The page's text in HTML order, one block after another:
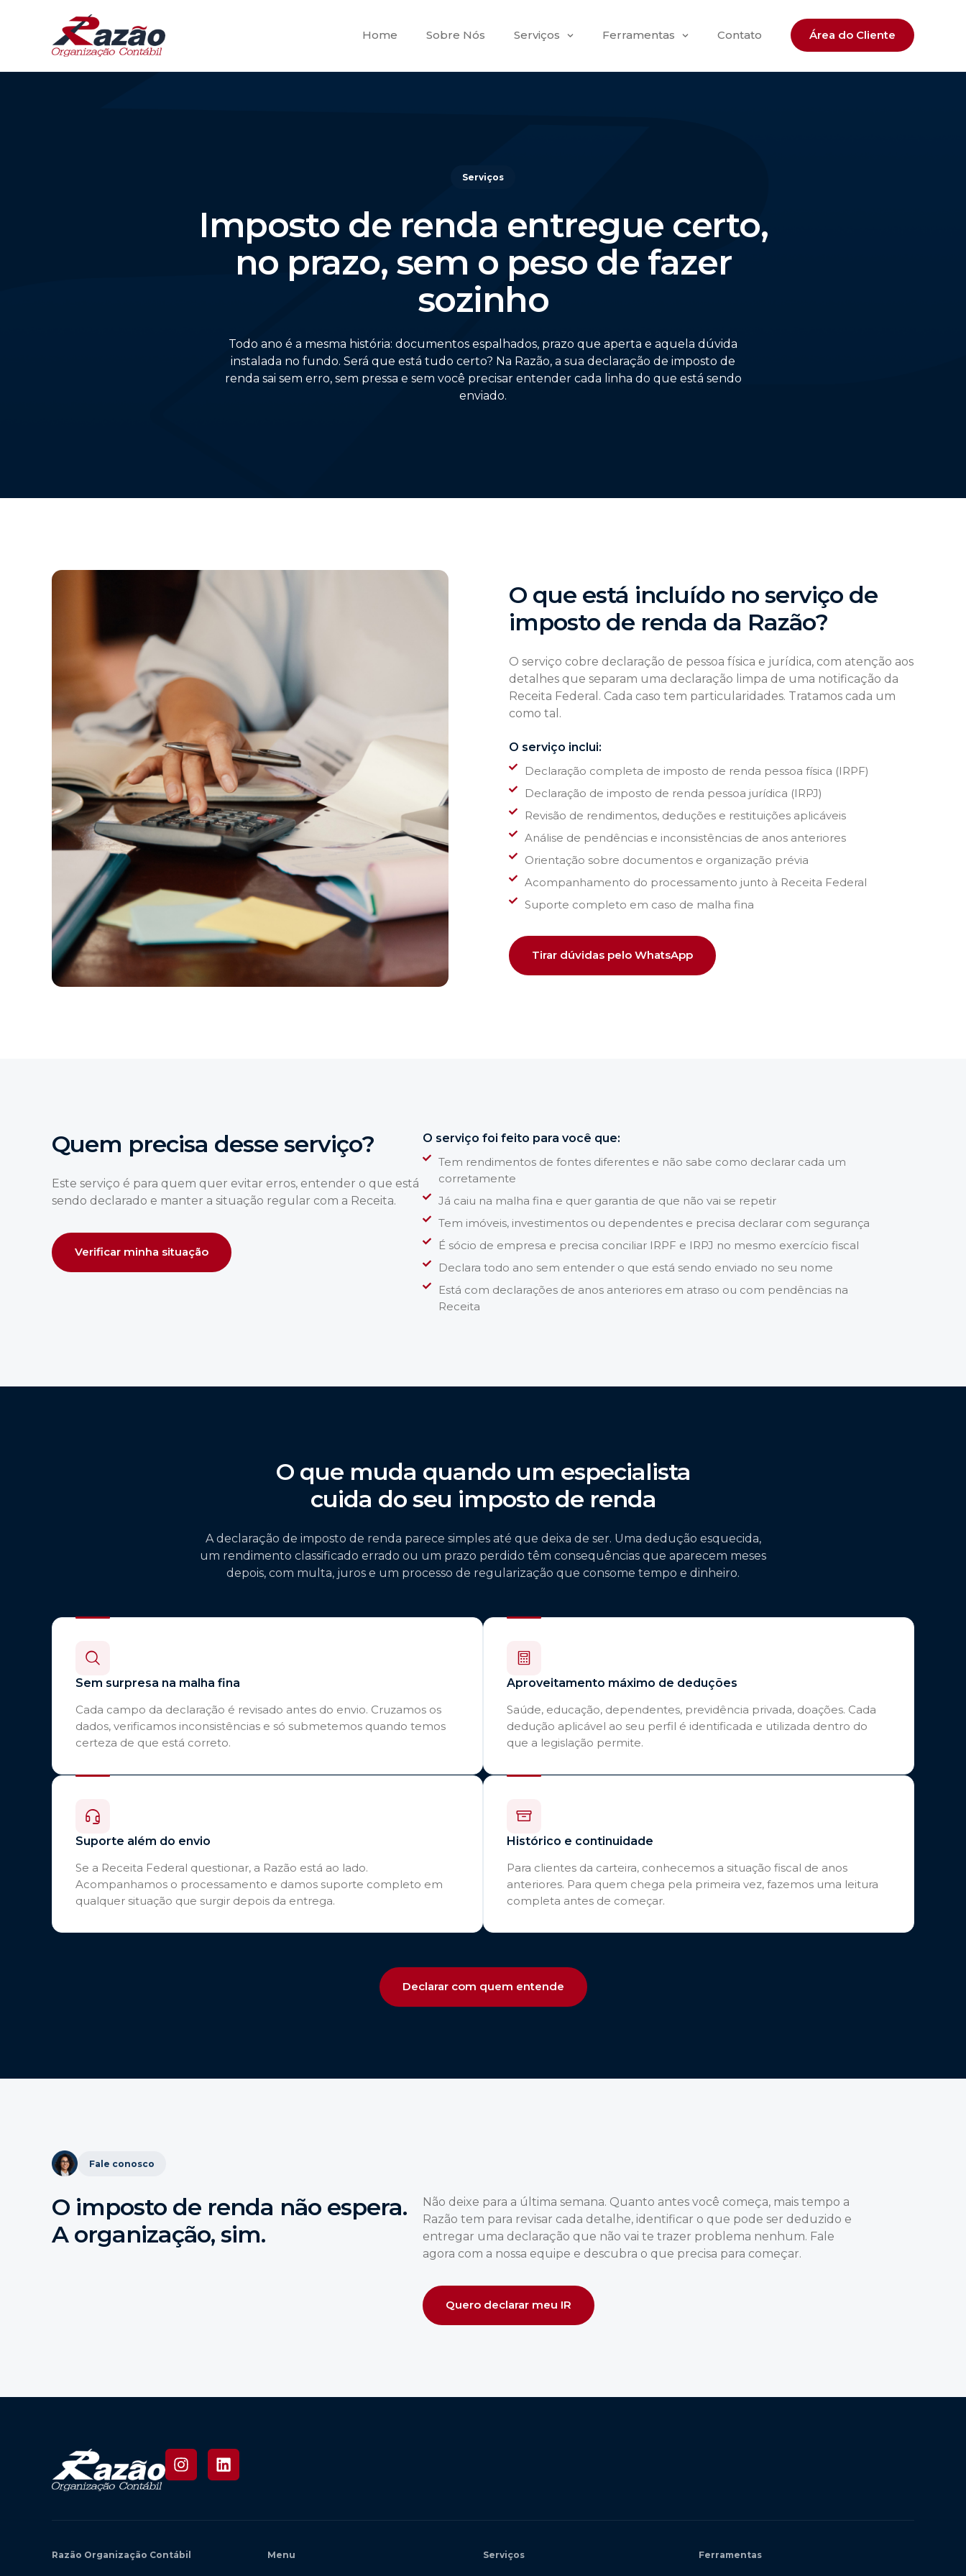
Home Sobre Nós Serviços Ferramentas Contato Área do Cliente
Serviços
Imposto de renda entregue certo,
no prazo, sem o peso de fazer
sozinho
Todo ano é a mesma história: documentos espalhados, prazo que aperta e aquela dúvida
instalada no fundo. Será que está tudo certo? Na Razão, a sua declaração de imposto de
renda sai sem erro, sem pressa e sem você precisar entender cada linha do que está sendo
enviado.
O que está incluído no serviço de
imposto de renda da Razão?
O serviço cobre declaração de pessoa física e jurídica, com atenção aos
detalhes que separam uma declaração limpa de uma notificação da
Receita Federal. Cada caso tem particularidades. Tratamos cada um
como tal.
O serviço inclui:
Declaração completa de imposto de renda pessoa física (IRPF)
Declaração de imposto de renda pessoa jurídica (IRPJ)
Revisão de rendimentos, deduções e restituições aplicáveis
Análise de pendências e inconsistências de anos anteriores
Orientação sobre documentos e organização prévia
Acompanhamento do processamento junto à Receita Federal
Suporte completo em caso de malha fina
Tirar dúvidas pelo WhatsApp
Quem precisa desse serviço?
Este serviço é para quem quer evitar erros, entender o que está
sendo declarado e manter a situação regular com a Receita.
Verificar minha situação
O serviço foi feito para você que:
Tem rendimentos de fontes diferentes e não sabe como declarar cada um
corretamente
Já caiu na malha fina e quer garantia de que não vai se repetir
Tem imóveis, investimentos ou dependentes e precisa declarar com segurança
É sócio de empresa e precisa conciliar IRPF e IRPJ no mesmo exercício fiscal
Declara todo ano sem entender o que está sendo enviado no seu nome
Está com declarações de anos anteriores em atraso ou com pendências na
Receita
O que muda quando um especialista
cuida do seu imposto de renda
A declaração de imposto de renda parece simples até que deixa de ser. Uma dedução esquecida,
um rendimento classificado errado ou um prazo perdido têm consequências que aparecem meses
depois, com multa, juros e um processo de regularização que consome tempo e dinheiro.
Sem surpresa na malha fina
Cada campo da declaração é revisado antes do envio. Cruzamos os
dados, verificamos inconsistências e só submetemos quando temos
certeza de que está correto.
Aproveitamento máximo de deduções
Saúde, educação, dependentes, previdência privada, doações. Cada
dedução aplicável ao seu perfil é identificada e utilizada dentro do
que a legislação permite.
Suporte além do envio
Se a Receita Federal questionar, a Razão está ao lado.
Acompanhamos o processamento e damos suporte completo em
qualquer situação que surgir depois da entrega.
Histórico e continuidade
Para clientes da carteira, conhecemos a situação fiscal de anos
anteriores. Para quem chega pela primeira vez, fazemos uma leitura
completa antes de começar.
Declarar com quem entende
Fale conosco
O imposto de renda não espera.
A organização, sim.
Não deixe para a última semana. Quanto antes você começa, mais tempo a
Razão tem para revisar cada detalhe, identificar o que pode ser deduzido e
entregar uma declaração que não vai te trazer problema nenhum. Fale
agora com a nossa equipe e descubra o que precisa para começar.
Quero declarar meu IR
Razão Organização Contábil Menu Serviços Ferramentas